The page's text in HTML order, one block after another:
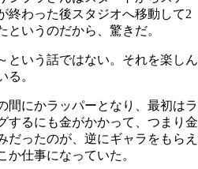
終わった後スタジオへ移動して2
いうのだから、驚きだ。
という話ではない。それを楽しん
る。
間にかラッパーとなり、最初はラ
するにも金がかかって、つまり金
だったのが、逆にギャラをもらえ
か仕事になっていた。